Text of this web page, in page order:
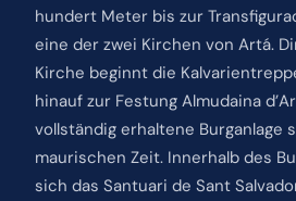
hundert Meter bis zur
eine der zwei Kirchen von Artá.
Kirche beginnt die
hinauf zur Festung Almudaina
vollständig erhaltene Burganlage
maurischen Zeit. Innerhalb des
sich das Santuari de Sant